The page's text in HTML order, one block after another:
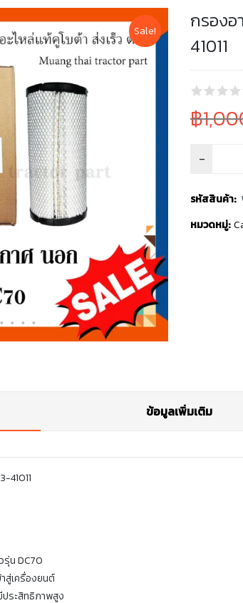
Sale!
กรองอ
41011
Original
price
was:
฿
รหัสสินค้า:
หมวดหมู่:
ข้อมูลเพิ่มเติม
41011
รุ่น DC70
สู่เครื่องยนต์
ระสิทธิภาพสูง